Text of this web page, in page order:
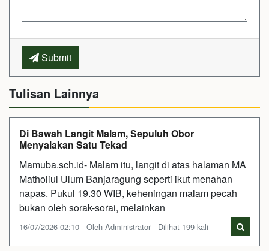
Submit
Tulisan Lainnya
Di Bawah Langit Malam, Sepuluh Obor
Menyalakan Satu Tekad
Mamuba.sch.id- Malam itu, langit di atas halaman MA
Matholiul Ulum Banjaragung seperti ikut menahan
napas. Pukul 19.30 WIB, keheningan malam pecah
bukan oleh sorak-sorai, melainkan
16/07/2026 02:10 - Oleh Administrator - Dilihat 199 kali